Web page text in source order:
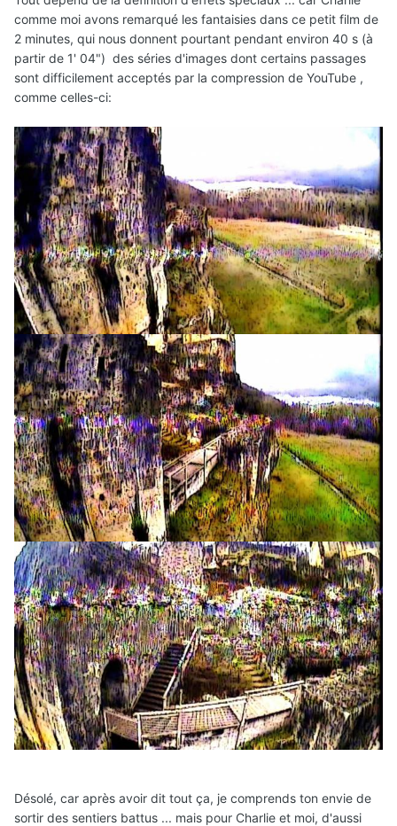
comme moi avons remarqué les fantaisies dans ce petit film de
2 minutes, qui nous donnent pourtant pendant environ 40 s (à
partir de 1' 04") des séries d'images dont certains passages
sont difficilement acceptés par la compression de YouTube ,
comme celles-ci:
Désolé, car après avoir dit tout ça, je comprends ton envie de
sortir des sentiers battus ... mais pour Charlie et moi, d'aussi